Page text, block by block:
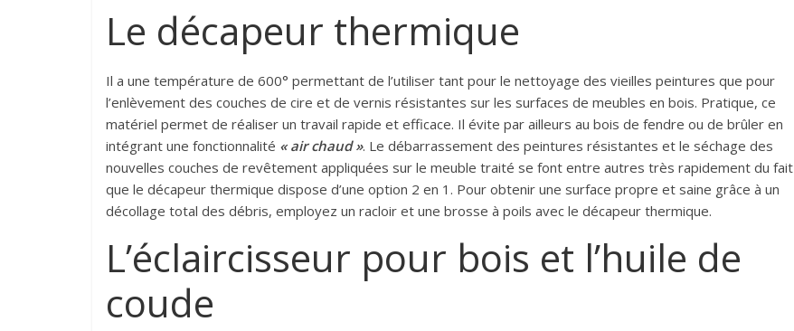
Le décapeur thermique
Il a une température de 600° permettant de l’utiliser tant pour le nettoyage des vieilles peintures que pour
l’enlèvement des couches de cire et de vernis résistantes sur les surfaces de meubles en bois. Pratique, ce
matériel permet de réaliser un travail rapide et efficace. Il évite par ailleurs au bois de fendre ou de brûler en
intégrant une fonctionnalité « air chaud ». Le débarrassement des peintures résistantes et le séchage des
nouvelles couches de revêtement appliquées sur le meuble traité se font entre autres très rapidement du fait
que le décapeur thermique dispose d’une option 2 en 1. Pour obtenir une surface propre et saine grâce à un
décollage total des débris, employez un racloir et une brosse à poils avec le décapeur thermique.
L’éclaircisseur pour bois et l’huile de
coude